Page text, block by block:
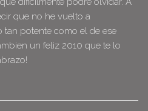
que no he vuelto a
potente como el de ese
un feliz 2010 que te lo